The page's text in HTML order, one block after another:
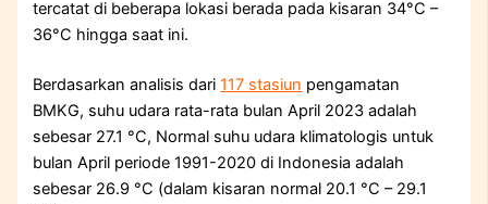
tercatat di beberapa lokasi berada pada kisaran 34°C –
36°C hingga saat ini.
Berdasarkan analisis dari117 stasiun pengamatan
BMKG, suhu udara rata-rata bulan April 2023 adalah
sebesar 27.1 °C, Normal suhu udara klimatologis untuk
bulan April periode 1991-2020 di Indonesia adalah
sebesar 26.9 °C (dalam kisaran normal 20.1 °C – 29.1